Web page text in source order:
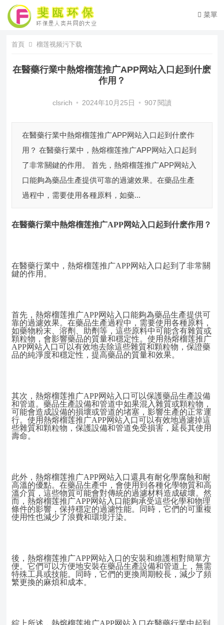
菜單
首頁 榴莲视频污下载
在醫藥行業中熱熔榴莲推广APP网站入口起到什麽
作用？
clsrich • 2024年10月25日 • 907 閱讀
在醫藥行業中熱熔榴莲推广APP网站入口起到什麽作
用？ 在醫藥行業中，熱熔榴莲推广APP网站入口起到
了非常關鍵的作用。 首先，熱熔榴莲推广APP网站入
口能夠為藥品生產提供可靠的過濾效果。在藥品生產
過程中，需要使用各種原料，如藥...
在醫藥行業中熱熔榴莲推广APP网站入口起到什麽作用？
在醫藥行業中，熱熔榴莲推广APP网站入口起到了非常關
鍵的作用。
首先，熱熔榴莲推广APP网站入口能夠為藥品生產提供可
靠的過濾效果。在藥品生產過程中，需要使用各種原料，
如藥物粉末、溶劑、助劑等，這些原料中可能含有雜質或
顆粒物，會影響藥品的質量和穩定性。使用熱熔榴莲推广
APP网站入口可以有效地去除這些雜質和顆粒物，保證藥
品的純淨度和穩定性，提高藥品的質量和效果。
其次，熱熔榴莲推广APP网站入口可以保護藥品生產設備
和管道。藥品生產設備和管道中如果混入雜質或顆粒物，
可能會造成設備的損壞或管道的堵塞，影響生產的正常運
行。使用熱熔榴莲推广APP网站入口可以有效地過濾掉這
些雜質和顆粒物，保護設備和管道免受損害，延長其使用
壽命。
此外，熱熔榴莲推广APP网站入口還具有耐化學腐蝕和耐
高溫的優點。在藥品生產中，會使用到各種化學物質和高
溫介質，這些物質可能會對傳統的過濾材料造成破壞。然
而，熱熔榴莲推广APP网站入口能夠承受這些化學和物理
條件的影響，保持穩定的過濾性能。同時，它們的可重複
使用性也減少了浪費和環境汙染。
後，熱熔榴莲推广APP网站入口的安裝和維護相對簡單方
便。它們可以方便地安裝在藥品生產設備和管道上，無需
特殊工具或技能。同時，它們的更換周期較長，減少了頻
繁更換的麻煩和成本。
綜上所述，熱熔榴莲推广APP网站入口在醫藥行業中起到